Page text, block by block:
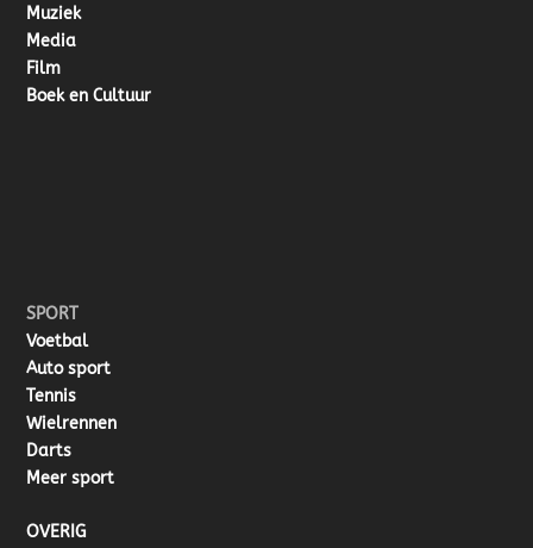
Muziek
Media
Film
Boek en Cultuur
SPORT
Voetbal
Auto sport
Tennis
Wielrennen
Darts
Meer sport
OVERIG